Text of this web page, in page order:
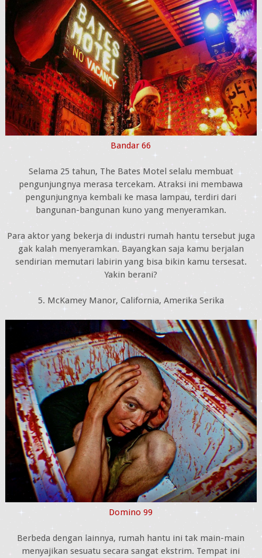
Bandar 66
Selama 25 tahun, The Bates Motel selalu membuat
pengunjungnya merasa tercekam. Atraksi ini membawa
pengunjungnya kembali ke masa lampau, terdiri dari
bangunan-bangunan kuno yang menyeramkan.
Para aktor yang bekerja di industri rumah hantu tersebut juga
gak kalah menyeramkan. Bayangkan saja kamu berjalan
sendirian memutari labirin yang bisa bikin kamu tersesat.
Yakin berani?
5. McKamey Manor, California, Amerika Serika
Domino 99
Berbeda dengan lainnya, rumah hantu ini tak main-main
menyajikan sesuatu secara sangat ekstrim. Tempat ini